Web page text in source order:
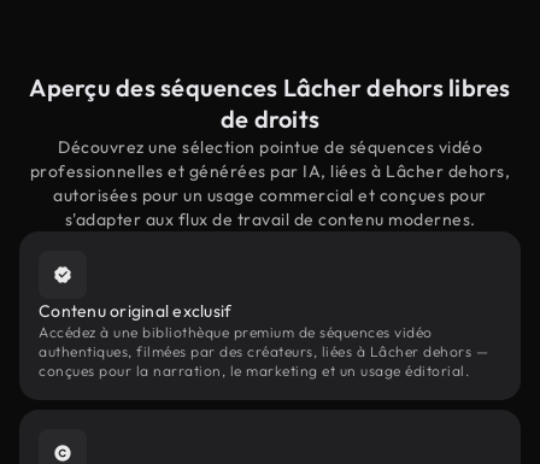
Aperçu des séquences Lâcher dehors libres
de droits
Découvrez une sélection pointue de séquences vidéo
professionnelles et générées par IA, liées à Lâcher dehors,
autorisées pour un usage commercial et conçues pour
s'adapter aux flux de travail de contenu modernes.
Contenu original exclusif
Accédez à une bibliothèque premium de séquences vidéo
authentiques, filmées par des créateurs, liées à Lâcher dehors —
conçues pour la narration, le marketing et un usage éditorial.